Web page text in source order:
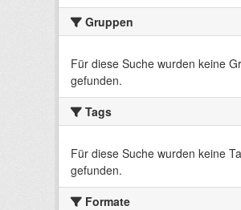
Gruppen
Für diese Suche wurden keine
gefunden.
Tags
Für diese Suche wurden keine
gefunden.
Formate